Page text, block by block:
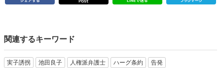
関連するキーワード
実子誘拐 池田良子 人権派弁護士 ハーグ条約 告発